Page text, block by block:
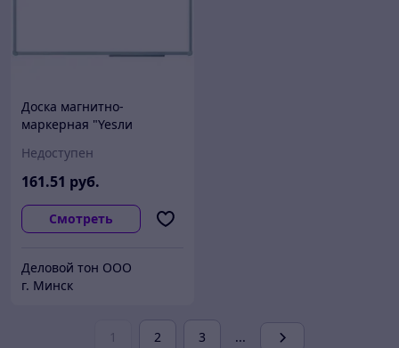
Доска магнитно-
маркерная "Yesли
Недоступен
161.51 руб.
Смотреть
Деловой тон ООО
г. Минск
1 2 3 ...